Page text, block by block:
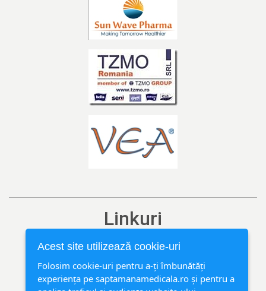
Linkuri
Ediția curentă
Arhivă
Rubrici
Acest site utilizează cookie-uri
Folosim cookie-uri pentru a-ți îmbunătăți
experiența pe saptamanamedicala.ro și pentru a